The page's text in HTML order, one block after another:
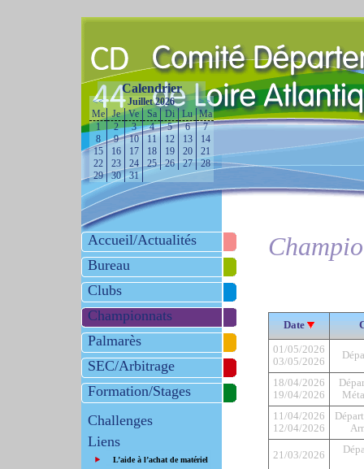
Calendrier
<< Juillet 2026
>>
Me
Je Ve Sa Di Lu Ma
1
2 3 4 5 6
7
8
9 10 11 12 13
14
15
16 17 18 19 20
21
22
23 24 25 26 27
28
29
30 31
Accueil/Actualités
Bureau
Clubs
Championnats
Palmarès
SEC/Arbitrage
Formation/Stages
Challenges
Liens
L’aide à l’achat de matériel
Date
01/05/2026
03/05/2026
18/04/2026
19/04/2026
11/04/2026
12/04/2026
21/03/2026